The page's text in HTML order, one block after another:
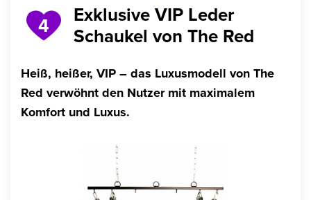
4
Exklusive VIP Leder
Schaukel von The Red
Heiß, heißer, VIP – das Luxusmodell von The
Red verwöhnt den Nutzer mit maximalem
Komfort und Luxus.